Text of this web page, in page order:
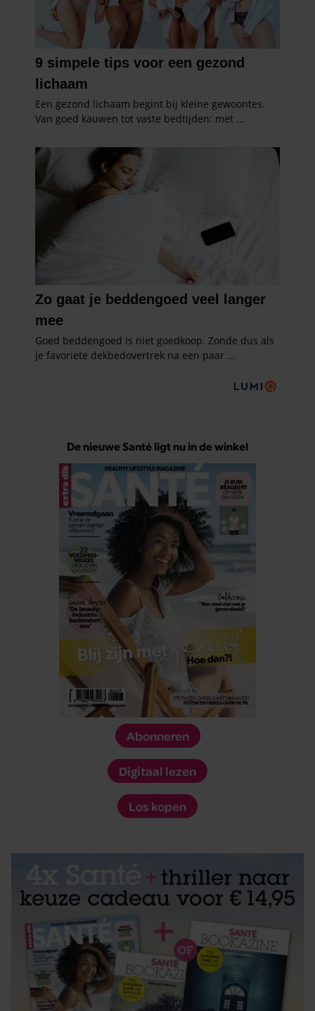
De nieuwe Santé ligt nu in de winkel
Abonneren
Digitaal lezen
Los kopen